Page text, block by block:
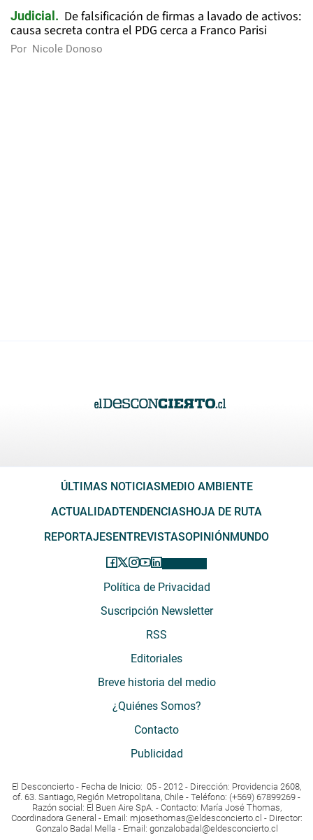
Judicial
De falsificación de firmas a lavado de activos:
causa secreta contra el PDG cerca a Franco Parisi
Por Nicole Donoso
ÚLTIMAS NOTICIASMEDIO AMBIENTE
ACTUALIDADTENDENCIASHOJA DE RUTA
REPORTAJESENTREVISTASOPINIÓNMUNDO
Política de Privacidad
Suscripción Newsletter
RSS
Editoriales
Breve historia del medio
¿Quiénes Somos?
Contacto
Publicidad
El Desconcierto - Fecha de Inicio: 05 - 2012 - Dirección: Providencia 2608,
of. 63. Santiago, Región Metropolitana, Chile - Teléfono: (+569) 67899269 -
Razón social: El Buen Aire SpA. - Contacto: María José Thomas,
Coordinadora General - Email: mjosethomas@eldesconcierto.cl - Director:
Gonzalo Badal Mella - Email: gonzalobadal@eldesconcierto.cl